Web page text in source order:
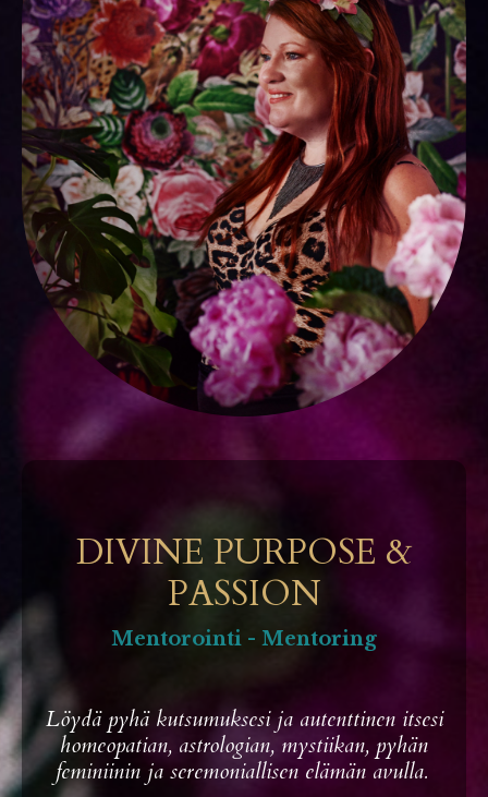
DIVINE PURPOSE &
PASSION
Mentorointi - Mentoring
Löydä pyhä kutsumuksesi ja autenttinen itsesi
homeopatian, astrologian, mystiikan, pyhän
feminiinin ja seremoniallisen elämän avulla.